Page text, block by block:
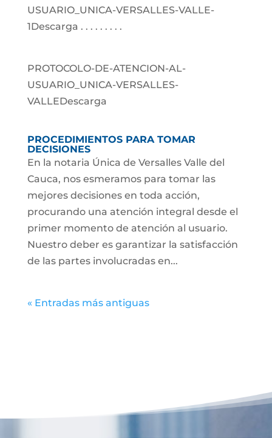
USUARIO_UNICA-VERSALLES-VALLE-
1Descarga . . . . . . . . .
PROTOCOLO-DE-ATENCION-AL-
USUARIO_UNICA-VERSALLES-
VALLEDescarga
PROCEDIMIENTOS PARA TOMAR
DECISIONES
En la notaria Única de Versalles Valle del
Cauca, nos esmeramos para tomar las
mejores decisiones en toda acción,
procurando una atención integral desde el
primer momento de atención al usuario.
Nuestro deber es garantizar la satisfacción
de las partes involucradas en...
« Entradas más antiguas